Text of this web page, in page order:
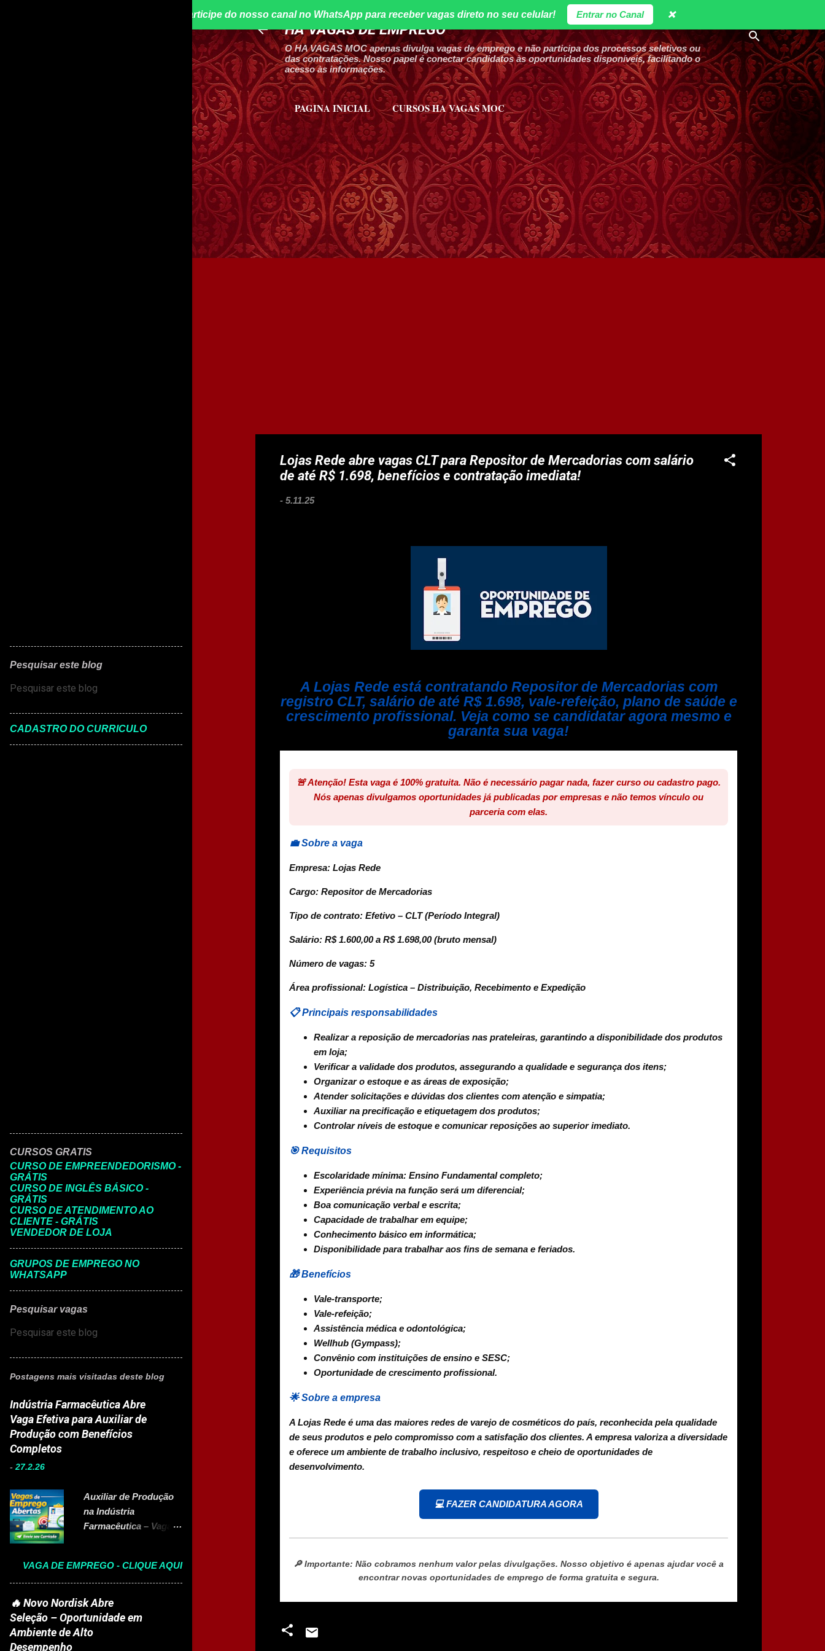
Pular para o conteúdo principal
HA VAGAS DE EMPREGO
O HA VAGAS MOC apenas divulga vagas de emprego e não participa dos processos seletivos ou
das contratações. Nosso papel é conectar candidatos às oportunidades disponíveis, facilitando o
acesso às informações.
📢 Participe do nosso canal no WhatsApp para receber vagas direto no seu celular! Entrar no Canal ❌
PAGINA INICIAL CURSOS HA VAGAS MOC
Lojas Rede abre vagas CLT para Repositor de Mercadorias com salário
de até R$ 1.698, benefícios e contratação imediata!
- 5.11.25
A Lojas Rede está contratando Repositor de Mercadorias com
registro CLT, salário de até R$ 1.698, vale-refeição, plano de saúde e
crescimento profissional. Veja como se candidatar agora mesmo e
garanta sua vaga!
🚨 Atenção! Esta vaga é 100% gratuita. Não é necessário pagar nada, fazer curso ou cadastro pago.
Nós apenas divulgamos oportunidades já publicadas por empresas e não temos vínculo ou
parceria com elas.
💼 Sobre a vaga
Empresa: Lojas Rede
Cargo: Repositor de Mercadorias
Tipo de contrato: Efetivo – CLT (Período Integral)
Salário: R$ 1.600,00 a R$ 1.698,00 (bruto mensal)
Número de vagas: 5
Área profissional: Logística – Distribuição, Recebimento e Expedição
📋 Principais responsabilidades
Realizar a reposição de mercadorias nas prateleiras, garantindo a disponibilidade dos produtos
em loja;
Verificar a validade dos produtos, assegurando a qualidade e segurança dos itens;
Organizar o estoque e as áreas de exposição;
Atender solicitações e dúvidas dos clientes com atenção e simpatia;
Auxiliar na precificação e etiquetagem dos produtos;
Controlar níveis de estoque e comunicar reposições ao superior imediato.
🎯 Requisitos
Escolaridade mínima: Ensino Fundamental completo;
Experiência prévia na função será um diferencial;
Boa comunicação verbal e escrita;
Capacidade de trabalhar em equipe;
Conhecimento básico em informática;
Disponibilidade para trabalhar aos fins de semana e feriados.
🎁 Benefícios
Vale-transporte;
Vale-refeição;
Assistência médica e odontológica;
Wellhub (Gympass);
Convênio com instituições de ensino e SESC;
Oportunidade de crescimento profissional.
🌟 Sobre a empresa
A Lojas Rede é uma das maiores redes de varejo de cosméticos do país, reconhecida pela qualidade
de seus produtos e pelo compromisso com a satisfação dos clientes. A empresa valoriza a diversidade
e oferece um ambiente de trabalho inclusivo, respeitoso e cheio de oportunidades de
desenvolvimento.
💻 FAZER CANDIDATURA AGORA
🔎Importante: Não cobramos nenhum valor pelas divulgações. Nosso objetivo é apenas ajudar você a
encontrar novas oportunidades de emprego de forma gratuita e segura.
Pesquisar este blog
CADASTRO DO CURRICULO
CURSOS GRATIS
CURSO DE EMPREENDEDORISMO -
GRÁTIS
CURSO DE INGLÊS BÁSICO -
GRÁTIS
CURSO DE ATENDIMENTO AO
CLIENTE - GRÁTIS
VENDEDOR DE LOJA
GRUPOS DE EMPREGO NO
WHATSAPP
Pesquisar vagas
Postagens mais visitadas deste blog
Indústria Farmacêutica Abre
Vaga Efetiva para Auxiliar de
Produção com Benefícios
Completos
-27.2.26
Auxiliar de Produção
na Indústria
Farmacêutica – Vaga
, multinacional
brasileira presente em
22 países e referência
no setor farmacêutico,
está com vaga aberta
VAGA DE EMPREGO - CLIQUE AQUI
🔥 Novo Nordisk Abre
Seleção – Oportunidade em
Ambiente de Alto
Desempenho